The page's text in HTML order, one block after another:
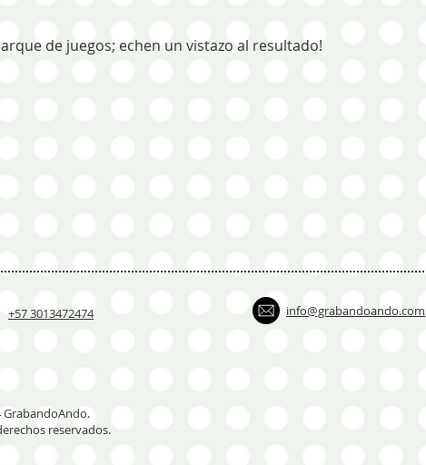
de juegos; echen un vistazo al resultado!
GrabandoAndo.
reservados.
info@grabandoando.com
+57 3013472474